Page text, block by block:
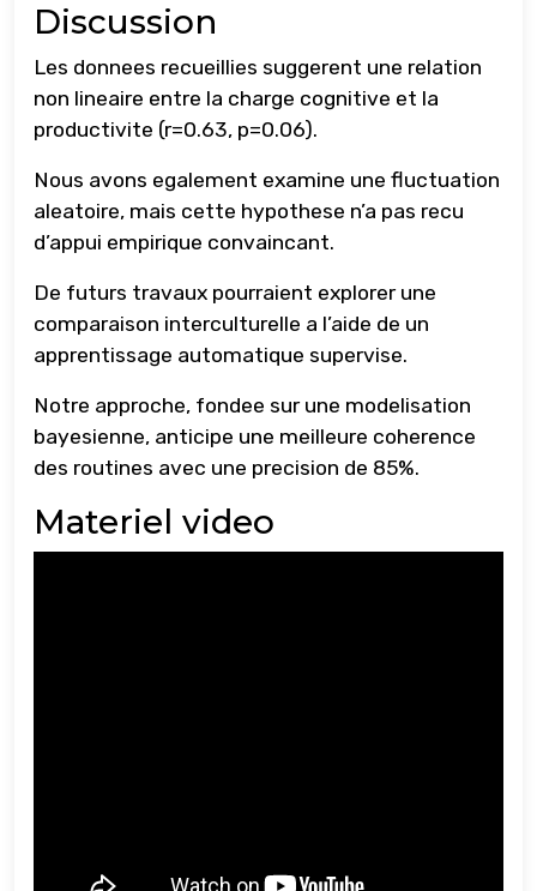
Discussion
Les donnees recueillies suggerent une relation
non lineaire entre la charge cognitive et la
productivite (r=0.63, p=0.06).
Nous avons egalement examine une fluctuation
aleatoire, mais cette hypothese n’a pas recu
d’appui empirique convaincant.
De futurs travaux pourraient explorer une
comparaison interculturelle a l’aide de un
apprentissage automatique supervise.
Notre approche, fondee sur une modelisation
bayesienne, anticipe une meilleure coherence
des routines avec une precision de 85%.
Materiel video